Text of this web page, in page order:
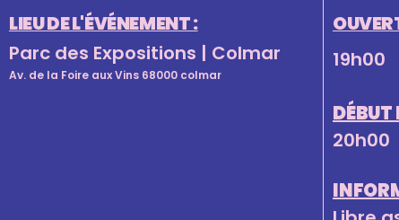
LIEU DE L'ÉVÉNEMENT :
Parc des Expositions | Colmar
Av. de la Foire aux Vins 68000 colmar
19h00
DÉBUT
20h00